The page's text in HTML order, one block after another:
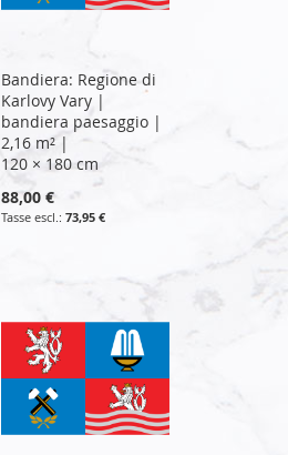
Bandiera: Regione di
Karlovy Vary |
bandiera paesaggio |
2,16 m² |
120 × 180 cm
88,00 €
73,95 €